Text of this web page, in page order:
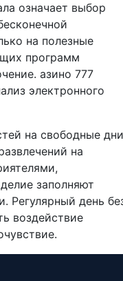
означает выбор
на полезные
программ
азино 777
электронного
на свободные дни
на
заполняют
Регулярный день
воздействие